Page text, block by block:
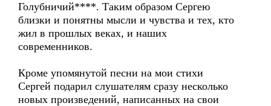
Голубничий****. Таким образом Сергею
близки и понятны мысли и чувства и тех, кто
жил в прошлых веках, и наших
современников.
Кроме упомянутой песни на мои стихи
Сергей подарил слушателям сразу несколько
новых произведений, написанных на свои